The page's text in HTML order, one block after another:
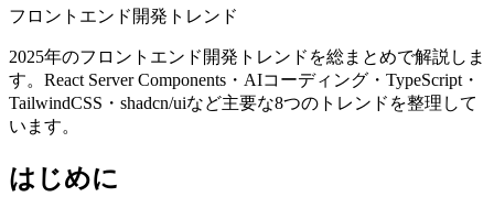
フロントエンド開発トレンド
2025年のフロントエンド開発トレンドを総まとめで解説しま
す。React Server Components・AIコーディング・TypeScript・
TailwindCSS・shadcn/uiなど主要な8つのトレンドを整理して
います。
はじめに